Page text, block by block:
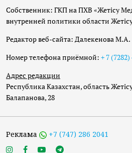
Собственник: ГКП на ПХВ «Жетісу
внутренней политики области
Редактор веб-сайта: Далекенова М.А.
Номер телефона приёмной: + 7
Адрес редакции
Республика Казахстан, область
Балапанова, 28
Реклама +7 (747) 286 2041